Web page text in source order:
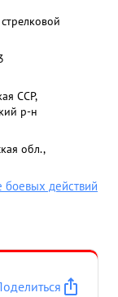
ССР,
р-н
обл.,
боевых действий